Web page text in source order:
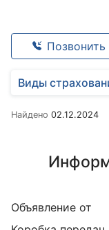
Виды
Найдено 02.12.2024
Объявление от